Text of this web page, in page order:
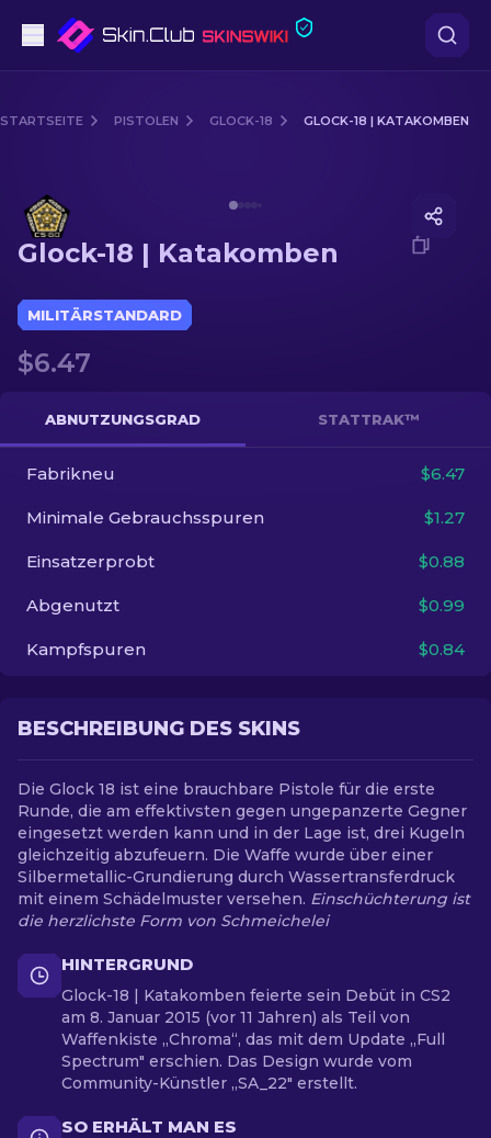
Gewehr
Scharfschützengewehr
Messer
Handschuh
Kisten
Andere
STARTSEITE PISTOLEN GLOCK-18 GLOCK-18 | KATAKOMBEN
Glock-18 | Katakomben
MILITÄRSTANDARD
$6.47
ABNUTZUNGSGRAD STATTRAK™
Fabrikneu $6.47
Minimale Gebrauchsspuren $1.27
Einsatzerprobt $0.88
Abgenutzt $0.99
Kampfspuren $0.84
BESCHREIBUNG DES SKINS
Die Glock 18 ist eine brauchbare Pistole für die erste
Runde, die am effektivsten gegen ungepanzerte Gegner
eingesetzt werden kann und in der Lage ist, drei Kugeln
gleichzeitig abzufeuern. Die Waffe wurde über einer
Silbermetallic-Grundierung durch Wassertransferdruck
mit einem Schädelmuster versehen. Einschüchterung ist
die herzlichste Form von Schmeichelei
HINTERGRUND
Glock-18 | Katakomben feierte sein Debüt in CS2
am 8. Januar 2015 (vor 11 Jahren) als Teil von
Waffenkiste „Chroma“, das mit dem Update „Full
Spectrum" erschien. Das Design wurde vom
Community-Künstler „SA_22" erstellt.
SO ERHÄLT MAN ES